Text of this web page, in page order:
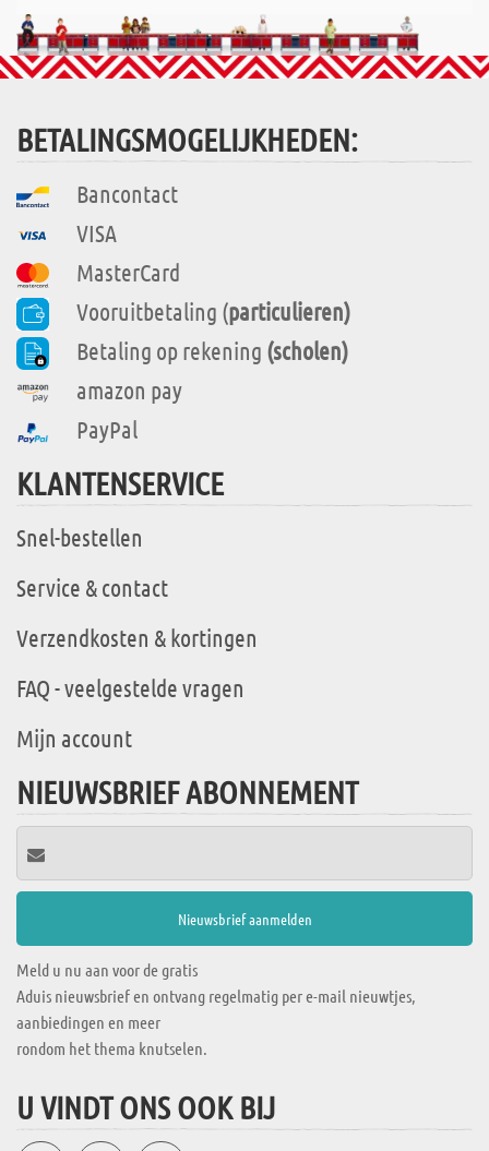
BETALINGSMOGELIJKHEDEN:
Bancontact
VISA
MasterCard
Vooruitbetaling (particulieren)
Betaling op rekening (scholen)
amazon pay
PayPal
KLANTENSERVICE
Snel-bestellen
Service & contact
Verzendkosten & kortingen
FAQ - veelgestelde vragen
Mijn account
NIEUWSBRIEF ABONNEMENT
Meld u nu aan voor de gratis
Aduis nieuwsbrief en ontvang regelmatig per e-mail nieuwtjes,
aanbiedingen en meer
rondom het thema knutselen.
U VINDT ONS OOK BIJ